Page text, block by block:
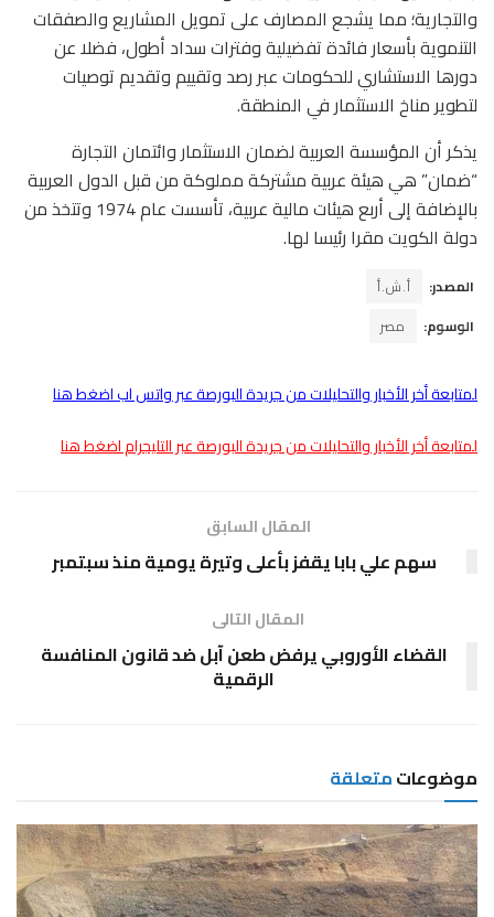
والتجارية؛ مما يشجع المصارف على تمويل المشاريع والصفقات
التنموية بأسعار فائدة تفضيلية وفترات سداد أطول، فضلا عن
دورها الاستشاري للحكومات عبر رصد وتقييم وتقديم توصيات
لتطوير مناخ الاستثمار في المنطقة.
يذكر أن المؤسسة العربية لضمان الاستثمار وائتمان التجارة
“ضمان” هي هيئة عربية مشتركة مملوكة من قبل الدول العربية
بالإضافة إلى أربع هيئات مالية عربية، تأسست عام 1974 وتتخذ من
دولة الكويت مقرا رئيسا لها.
المصدر:
أ.ش.أ
الوسوم:
مصر
لمتابعة أخر الأخبار والتحليلات من جريدة البورصة عبر واتس اب اضغط هنا
لمتابعة أخر الأخبار والتحليلات من جريدة البورصة عبر التليجرام اضغط هنا
المقال السابق
سهم علي بابا يقفز بأعلى وتيرة يومية منذ سبتمبر
المقال التالى
القضاء الأوروبي يرفض طعن آبل ضد قانون المنافسة
الرقمية
موضوعاتمتعلقة